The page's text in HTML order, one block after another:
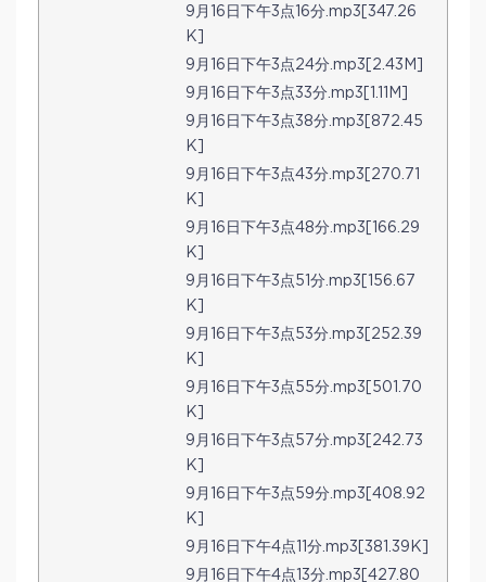
9月16日下午3点16分.mp3[347.26
K]
9月16日下午3点24分.mp3[2.43M]
9月16日下午3点33分.mp3[1.11M]
9月16日下午3点38分.mp3[872.45
K]
9月16日下午3点43分.mp3[270.71
K]
9月16日下午3点48分.mp3[166.29
K]
9月16日下午3点51分.mp3[156.67
K]
9月16日下午3点53分.mp3[252.39
K]
9月16日下午3点55分.mp3[501.70
K]
9月16日下午3点57分.mp3[242.73
K]
9月16日下午3点59分.mp3[408.92
K]
9月16日下午4点11分.mp3[381.39K]
9月16日下午4点13分.mp3[427.80